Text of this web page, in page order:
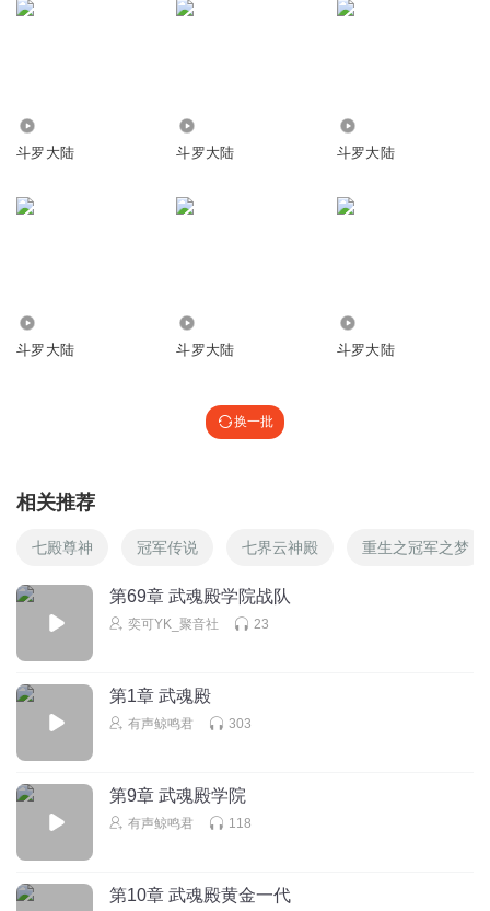
斗罗大陆 斗罗大陆 斗罗大陆
斗罗大陆 斗罗大陆 斗罗大陆
换一批
相关推荐
七殿尊神 冠军传说 七界云神殿 重生之冠军之梦
第69章 武魂殿学院战队
奕可YK_聚音社 23
第1章 武魂殿
有声鲸鸣君 303
第9章 武魂殿学院
有声鲸鸣君 118
第10章 武魂殿黄金一代